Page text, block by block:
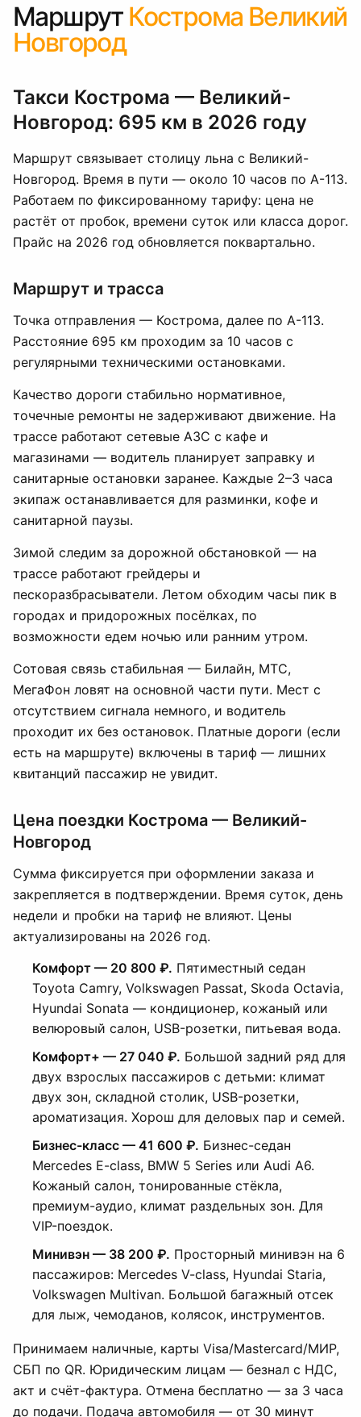
Маршрут Кострома Великий
Новгород
Такси Кострома — Великий-
Новгород: 695 км в 2026 году
Маршрут связывает столицу льна с Великий-
Новгород. Время в пути — около 10 часов по А-113.
Работаем по фиксированному тарифу: цена не
растёт от пробок, времени суток или класса дорог.
Прайс на 2026 год обновляется поквартально.
Маршрут и трасса
Точка отправления — Кострома, далее по А-113.
Расстояние 695 км проходим за 10 часов с
регулярными техническими остановками.
Качество дороги стабильно нормативное,
точечные ремонты не задерживают движение. На
трассе работают сетевые АЗС с кафе и
магазинами — водитель планирует заправку и
санитарные остановки заранее. Каждые 2–3 часа
экипаж останавливается для разминки, кофе и
санитарной паузы.
Зимой следим за дорожной обстановкой — на
трассе работают грейдеры и
пескоразбрасыватели. Летом обходим часы пик в
городах и придорожных посёлках, по
возможности едем ночью или ранним утром.
Сотовая связь стабильная — Билайн, МТС,
МегаФон ловят на основной части пути. Мест с
отсутствием сигнала немного, и водитель
проходит их без остановок. Платные дороги (если
есть на маршруте) включены в тариф — лишних
квитанций пассажир не увидит.
Цена поездки Кострома — Великий-
Новгород
Сумма фиксируется при оформлении заказа и
закрепляется в подтверждении. Время суток, день
недели и пробки на тариф не влияют. Цены
актуализированы на 2026 год.
Комфорт — 20 800 ₽. Пятиместный седан
Toyota Camry, Volkswagen Passat, Skoda Octavia,
Hyundai Sonata — кондиционер, кожаный или
велюровый салон, USB-розетки, питьевая вода.
Комфорт+ — 27 040 ₽. Большой задний ряд для
двух взрослых пассажиров с детьми: климат
двух зон, складной столик, USB-розетки,
ароматизация. Хорош для деловых пар и семей.
Бизнес-класс — 41 600 ₽. Бизнес-седан
Mercedes E-class, BMW 5 Series или Audi A6.
Кожаный салон, тонированные стёкла,
премиум-аудио, климат раздельных зон. Для
VIP-поездок.
Минивэн — 38 200 ₽. Просторный минивэн на 6
пассажиров: Mercedes V-class, Hyundai Staria,
Volkswagen Multivan. Большой багажный отсек
для лыж, чемоданов, колясок, инструментов.
Принимаем наличные, карты Visa/Mastercard/МИР,
СБП по QR. Юридическим лицам — безнал с НДС,
акт и счёт-фактура. Отмена бесплатно — за 3 часа
до подачи. Подача автомобиля — от 30 минут